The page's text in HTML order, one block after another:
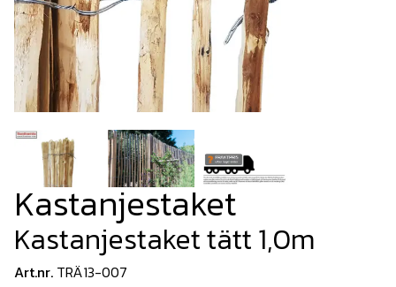
Kastanjestaket
Kastanjestaket tätt 1,0m
Art.nr. TRÄ13-007